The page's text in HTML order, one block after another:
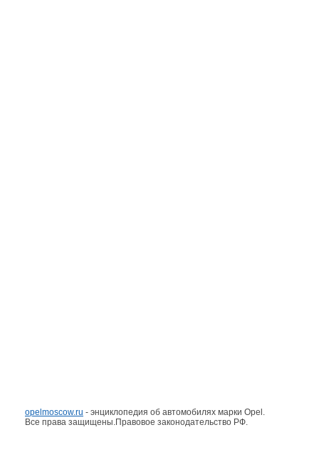
opelmoscow.ru - энциклопедия об автомобилях марки Opel.
Все права защищены.Правовое законодательство РФ.